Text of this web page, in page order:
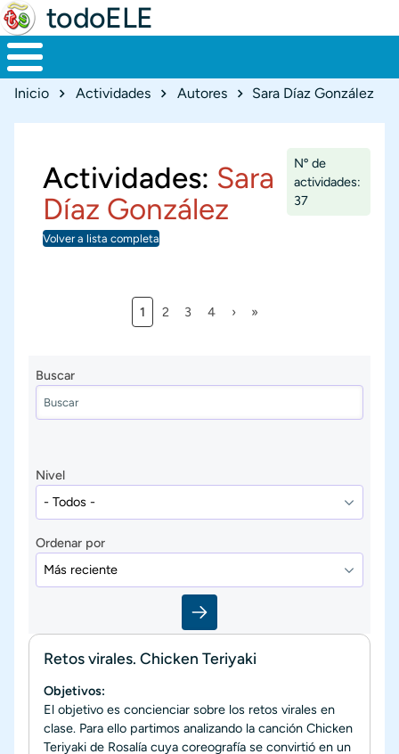
todoELE
Ruta de navegación
Inicio Actividades Autores Sara Díaz González
Actividades: Sara
Díaz González
Nº de
actividades:
37
Volver a lista completa
Paginación
Página actual
1 Página
2 Página
3 Página
4 Siguiente página
› Última página
»
Buscar
Nivel
Ordenar por
Retos virales. Chicken Teriyaki
Objetivos:
El objetivo es concienciar sobre los retos virales en
clase. Para ello partimos analizando la canción Chicken
Teriyaki de Rosalía cuya coreografía se convirtió en un